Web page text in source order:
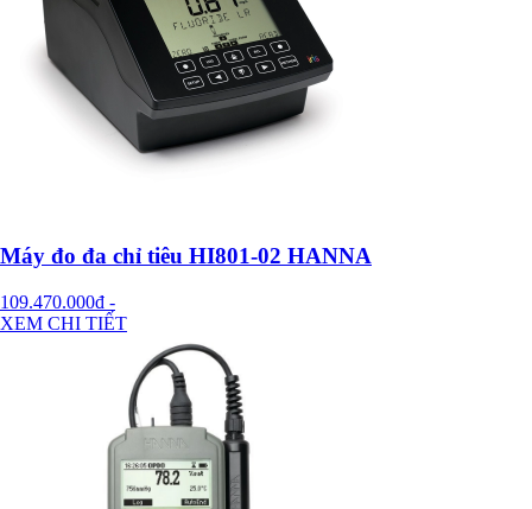
Máy đo đa chỉ tiêu HI801-02 HANNA
109.470.000đ -
XEM CHI TIẾT